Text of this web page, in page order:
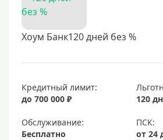
Хоум Банк120 дней без %
Кредитный лимит:
до 700 000 ₽
120
Обслуживание:
Бесплатно